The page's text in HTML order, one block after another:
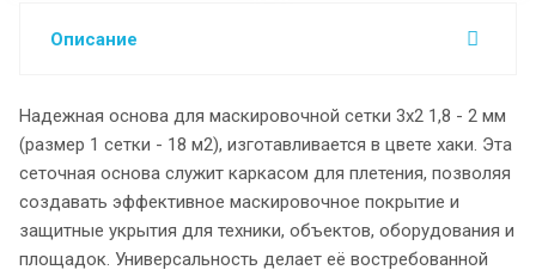
Описание
Надежная основа для маскировочной сетки 3х2 1,8 - 2 мм
(размер 1 сетки - 18 м2), изготавливается в цвете хаки. Эта
сеточная основа служит каркасом для плетения, позволяя
создавать эффективное маскировочное покрытие и
защитные укрытия для техники, объектов, оборудования и
площадок. Универсальность делает её востребованной